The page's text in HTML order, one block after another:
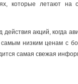
которые летают на
акций, когда
низким ценам с
самая свежая